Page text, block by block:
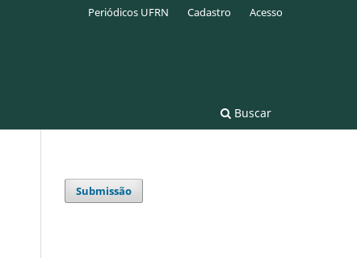
Buscar
Periódicos UFRN Cadastro Acesso
Submissão